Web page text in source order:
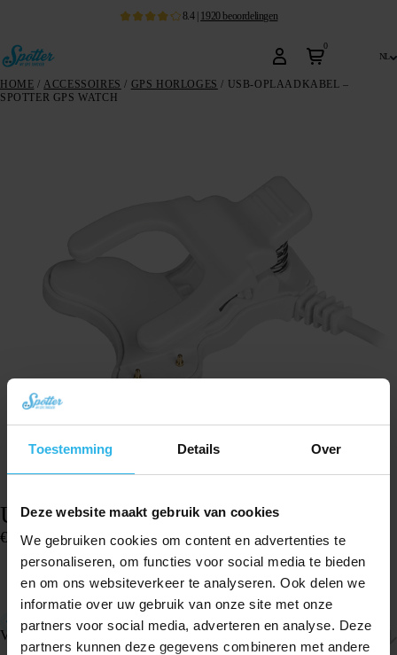
Toestemming Details Over
Deze website maakt gebruik van cookies
We gebruiken cookies om content en advertenties te
personaliseren, om functies voor social media te bieden
en om ons websiteverkeer te analyseren. Ook delen we
informatie over uw gebruik van onze site met onze
partners voor social media, adverteren en analyse. Deze
partners kunnen deze gegevens combineren met andere
8.4| 1920beoordelingen
0
nl
HOME / ACCESSOIRES / GPS HORLOGES / USB-OPLAADKABEL –
SPOTTER GPS WATCH
USB-oplaadkabel – Spotter GPS Watch
€ 12,95
Op voorraad
In winkelwagen
Originele USB oplader voor de Spotter GPS Watch
Verzenden & retourneren